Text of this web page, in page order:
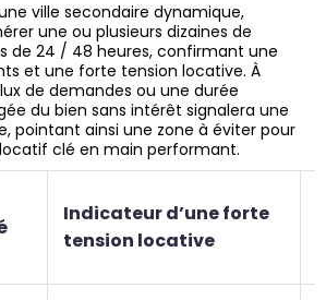
ville secondaire dynamique,
une ou plusieurs dizaines de
de 24 / 48 heures, confirmant une
et une forte tension locative. À
de demandes ou une durée
du bien sans intérêt signalera une
pointant ainsi une zone à éviter pour
clé en main performant.
Indicateur d’une forte
tension locative